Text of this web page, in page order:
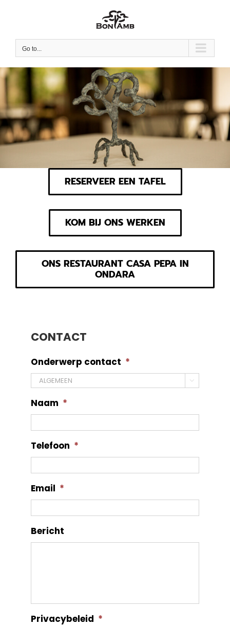
Go to...
RESERVEER EEN TAFEL
KOM BIJ ONS WERKEN
ONS RESTAURANT CASA PEPA IN
ONDARA
CONTACT
Onderwerp contact *

Naam *
Telefoon *
Email *
Bericht
Privacybeleid *